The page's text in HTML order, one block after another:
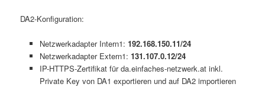
DA2-Konfiguration:
Netzwerkadapter Intern1: 192.168.150.11/24
Netzwerkadapter Extern1: 131.107.0.12/24
IP-HTTPS-Zertifikat für da.einfaches-netzwerk.at inkl.
Private Key von DA1 exportieren und auf DA2 importieren